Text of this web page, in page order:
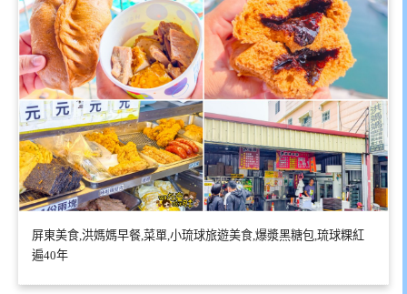
屏東美食,洪媽媽早餐,菜單,小琉球旅遊美食,爆漿黑糖包,琉球粿紅
遍40年